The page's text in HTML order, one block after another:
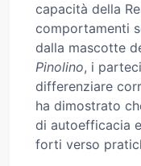
capacità della
comportamenti
dalla mascotte
Pinolino, i
differenziare
ha dimostrato
di autoefficacia
forti verso